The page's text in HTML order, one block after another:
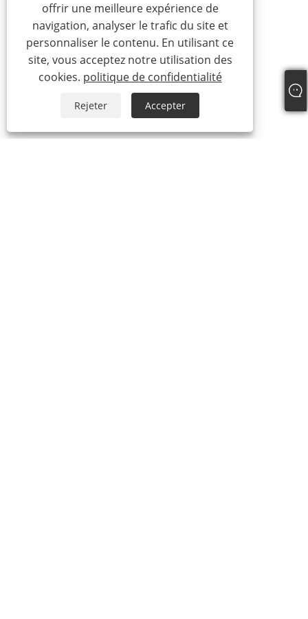
offrir une meilleure expérience de
navigation, analyser le trafic du site et
personnaliser le contenu. En utilisant ce
site, vous acceptez notre utilisation des
cookies. politique de confidentialité
Rejeter Accepter